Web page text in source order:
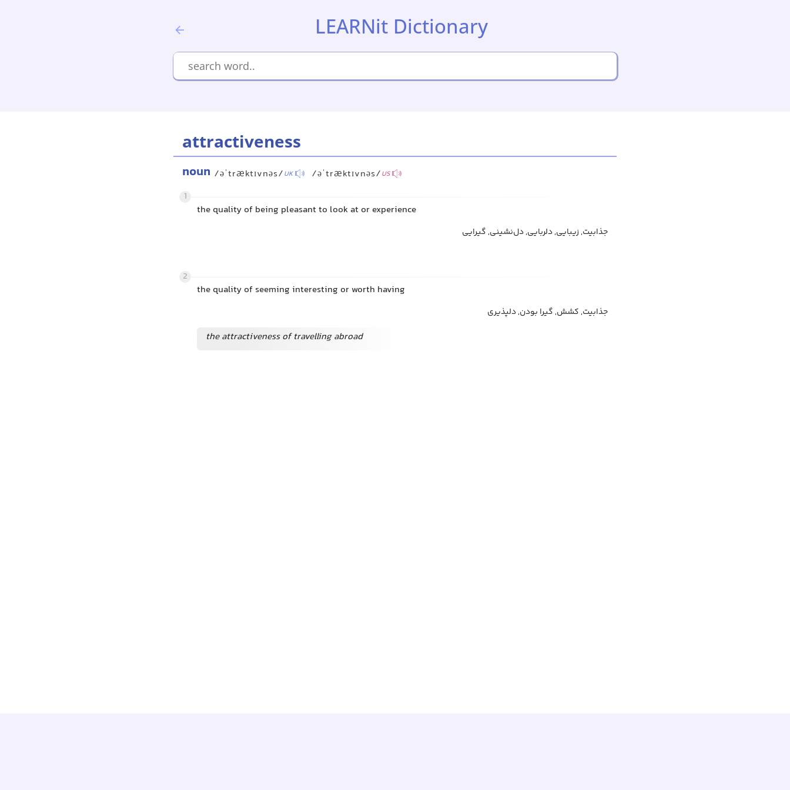
LEARNit Dictionary
attractiveness
noun /əˈtræktɪvnəs/UK /əˈtræktɪvnəs/US
1
the quality of being pleasant to look at or experience
جذابیت, زیبایی, دلربایی, دل‌نشینی, گیرایی
2
the quality of seeming interesting or worth having
جذابیت, کشش, گیرا بودن, دلپذیری
the attractiveness of travelling abroad